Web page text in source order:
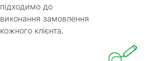
підходимо до
виконання замовлення
кожного клієнта.